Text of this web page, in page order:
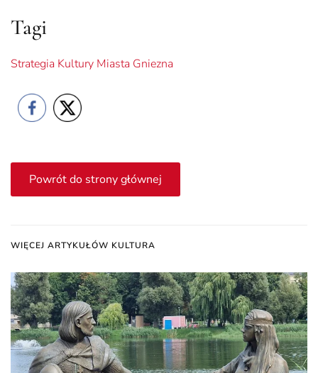
Tagi
Strategia Kultury Miasta Gniezna
Powrót do strony głównej
WIĘCEJ ARTYKUŁÓW KULTURA